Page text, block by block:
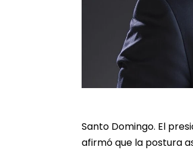
Santo Domingo. El
afirmó que la postura